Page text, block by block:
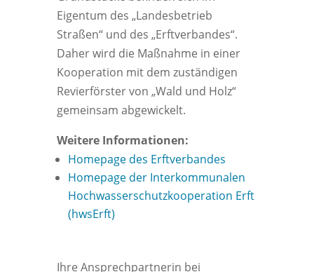
Eigentum des „Landesbetrieb
Straßen“ und des „Erftverbandes“.
Daher wird die Maßnahme in einer
Kooperation mit dem zuständigen
Revierförster von „Wald und Holz“
gemeinsam abgewickelt.
Weitere Informationen:
Homepage des Erftverbandes
Homepage der Interkommunalen
Hochwasserschutzkooperation Erft
(hwsErft)
Ihre Ansprechpartnerin bei